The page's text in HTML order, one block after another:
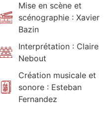
Mise en scène et
scénographie : Xavier
Bazin
Interprétation : Claire
Nebout
Création musicale et
sonore : Esteban
Fernandez